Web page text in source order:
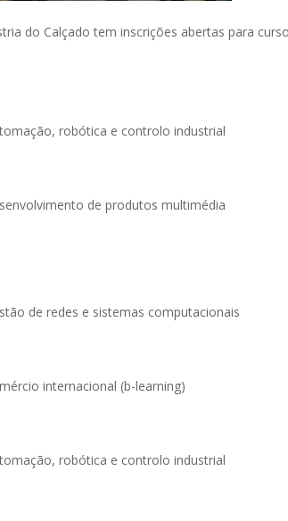
do Calçado tem inscrições abertas para
robótica e controlo industrial
de produtos multimédia
de redes e sistemas computacionais
internacional (b-learning)
robótica e controlo industrial